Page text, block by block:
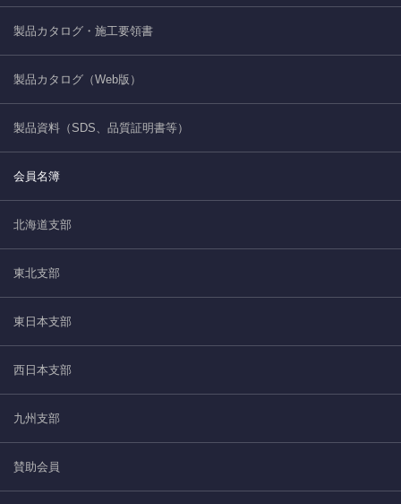
製品カタログ・施工要領書
製品カタログ（Web版）
製品資料（SDS、品質証明書等）
会員名簿
北海道支部
東北支部
東日本支部
西日本支部
九州支部
賛助会員